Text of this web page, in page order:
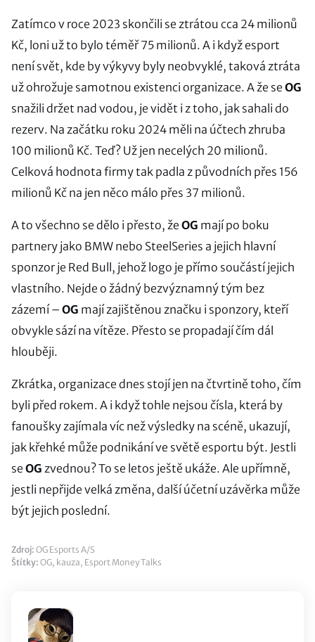
Zatímco v roce 2023 skončili se ztrátou cca 24 milionů
Kč, loni už to bylo téměř 75 milionů. A i když esport
není svět, kde by výkyvy byly neobvyklé, taková ztráta
už ohrožuje samotnou existenci organizace. A že se OG
snažili držet nad vodou, je vidět i z toho, jak sahali do
rezerv. Na začátku roku 2024 měli na účtech zhruba
100 milionů Kč. Teď? Už jen necelých 20 milionů.
Celková hodnota firmy tak padla z původních přes 156
milionů Kč na jen něco málo přes 37 milionů.
A to všechno se dělo i přesto, že OG mají po boku
partnery jako BMW nebo SteelSeries a jejich hlavní
sponzor je Red Bull, jehož logo je přímo součástí jejich
vlastního. Nejde o žádný bezvýznamný tým bez
zázemí – OG mají zajištěnou značku i sponzory, kteří
obvykle sází na vítěze. Přesto se propadají čím dál
hlouběji.
Zkrátka, organizace dnes stojí jen na čtvrtině toho, čím
byli před rokem. A i když tohle nejsou čísla, která by
fanoušky zajímala víc než výsledky na scéně, ukazují,
jak křehké může podnikání ve světě esportu být. Jestli
se OG zvednou? To se letos ještě ukáže. Ale upřímně,
jestli nepřijde velká změna, další účetní uzávěrka může
být jejich poslední.
Zdroj: OG Esports A/S
Štítky: OG, kauza, Esport Money Talks